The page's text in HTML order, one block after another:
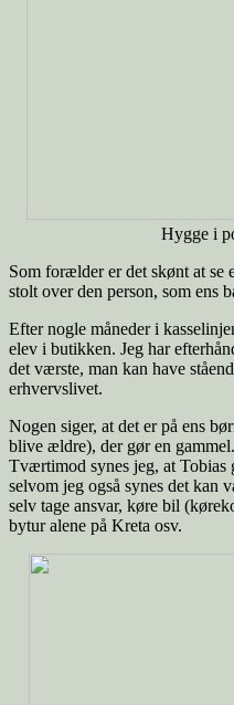
Hygge i
Som forælder er det skønt at se
stolt over den person, som ens
Efter nogle måneder i
elev i butikken. Jeg har
det værste, man kan have
erhvervslivet.
Nogen siger, at det er på ens
blive ældre), der gør en
Tværtimod synes jeg, at Tobias
selvom jeg også synes det kan
selv tage ansvar, køre bil
bytur alene på Kreta osv.